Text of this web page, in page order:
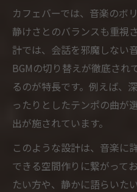
カフェバーでは、音楽のボ
静けさとのバランスも重視
計では、会話を邪魔しない
BGMの切り替えが徹底され
るのが特長です。例えば、
ったりとしたテンポの曲が
出が施されています。
このような設計は、音楽に
できる空間作りに繋がって
たい方や、静かに語らいた